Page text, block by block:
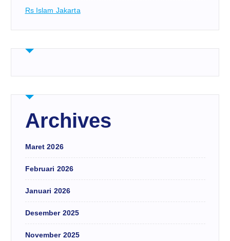
Rs Islam Jakarta
Archives
Maret 2026
Februari 2026
Januari 2026
Desember 2025
November 2025